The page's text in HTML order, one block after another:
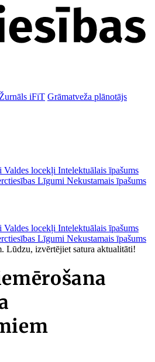
Žurnāls iFiT Grāmatveža plānotājs
Valdes locekļi Intelektuālais īpašums
Līgumi Nekustamais īpašums
Valdes locekļi Intelektuālais īpašums
Līgumi Nekustamais īpašums
Lūdzu, izvērtējiet satura aktualitāti!